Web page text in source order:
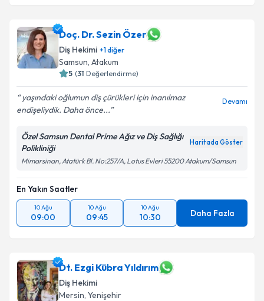
Doç. Dr. Sezin Özer
Diş Hekimi +1diğer
Samsun, Atakum
5 (31 Değerlendirme)
yaşındaki oğlumun diş çürükleri için inanılmaz
endişeliydik. Daha önce...
Devamı
Özel Samsun Dental Prime Ağız ve Diş Sağlığı
Polikliniği
Haritada Göster
Mimarsinan, Atatürk Bl. No:257/A, Lotus Evleri 55200 Atakum/Samsun
En Yakın Saatler
10 Ağu
09:00
10 Ağu
09:45
10 Ağu
10:30 Daha Fazla
Dt. Ezgi Kübra Yıldırım
Diş Hekimi
Mersin, Yenişehir